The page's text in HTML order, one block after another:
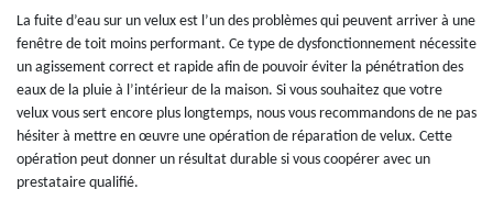
La fuite d’eau sur un velux est l’un des problèmes qui peuvent arriver à une
fenêtre de toit moins performant. Ce type de dysfonctionnement nécessite
un agissement correct et rapide afin de pouvoir éviter la pénétration des
eaux de la pluie à l’intérieur de la maison. Si vous souhaitez que votre
velux vous sert encore plus longtemps, nous vous recommandons de ne pas
hésiter à mettre en œuvre une opération de réparation de velux. Cette
opération peut donner un résultat durable si vous coopérer avec un
prestataire qualifié.